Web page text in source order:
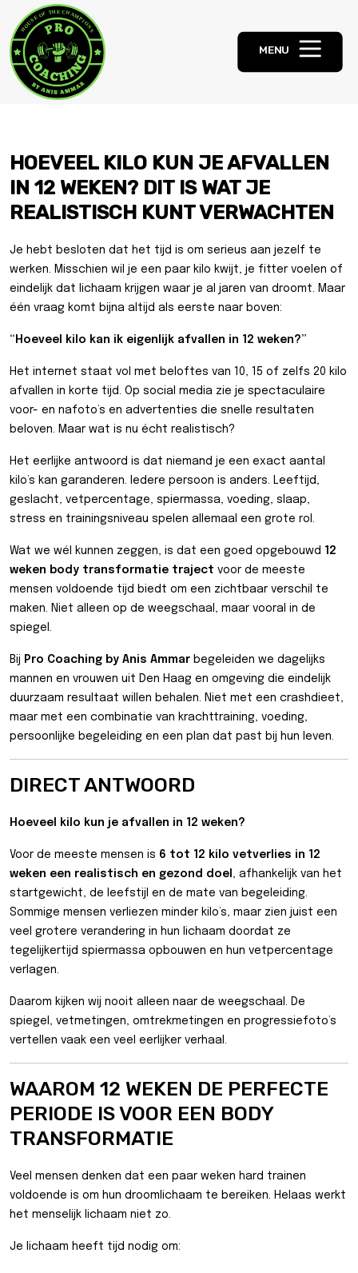
MENU
HOEVEEL KILO KUN JE AFVALLEN
IN 12 WEKEN? DIT IS WAT JE
REALISTISCH KUNT VERWACHTEN
Je hebt besloten dat het tijd is om serieus aan jezelf te
werken. Misschien wil je een paar kilo kwijt, je fitter voelen of
eindelijk dat lichaam krijgen waar je al jaren van droomt. Maar
één vraag komt bijna altijd als eerste naar boven:
“Hoeveel kilo kan ik eigenlijk afvallen in 12 weken?”
Het internet staat vol met beloftes van 10, 15 of zelfs 20 kilo
afvallen in korte tijd. Op social media zie je spectaculaire
voor- en nafoto’s en advertenties die snelle resultaten
beloven. Maar wat is nu écht realistisch?
Het eerlijke antwoord is dat niemand je een exact aantal
kilo’s kan garanderen. Iedere persoon is anders. Leeftijd,
geslacht, vetpercentage, spiermassa, voeding, slaap,
stress en trainingsniveau spelen allemaal een grote rol.
Wat we wél kunnen zeggen, is dat een goed opgebouwd 12
weken body transformatie traject voor de meeste
mensen voldoende tijd biedt om een zichtbaar verschil te
maken. Niet alleen op de weegschaal, maar vooral in de
spiegel.
Bij Pro Coaching by Anis Ammar begeleiden we dagelijks
mannen en vrouwen uit Den Haag en omgeving die eindelijk
duurzaam resultaat willen behalen. Niet met een crashdieet,
maar met een combinatie van krachttraining, voeding,
persoonlijke begeleiding en een plan dat past bij hun leven.
DIRECT ANTWOORD
Hoeveel kilo kun je afvallen in 12 weken?
Voor de meeste mensen is 6 tot 12 kilo vetverlies in 12
weken een realistisch en gezond doel , afhankelijk van het
startgewicht, de leefstijl en de mate van begeleiding.
Sommige mensen verliezen minder kilo’s, maar zien juist een
veel grotere verandering in hun lichaam doordat ze
tegelijkertijd spiermassa opbouwen en hun vetpercentage
verlagen.
Daarom kijken wij nooit alleen naar de weegschaal. De
spiegel, vetmetingen, omtrekmetingen en progressiefoto’s
vertellen vaak een veel eerlijker verhaal.
WAAROM 12 WEKEN DE PERFECTE
PERIODE IS VOOR EEN BODY
TRANSFORMATIE
Veel mensen denken dat een paar weken hard trainen
voldoende is om hun droomlichaam te bereiken. Helaas werkt
het menselijk lichaam niet zo.
Je lichaam heeft tijd nodig om: